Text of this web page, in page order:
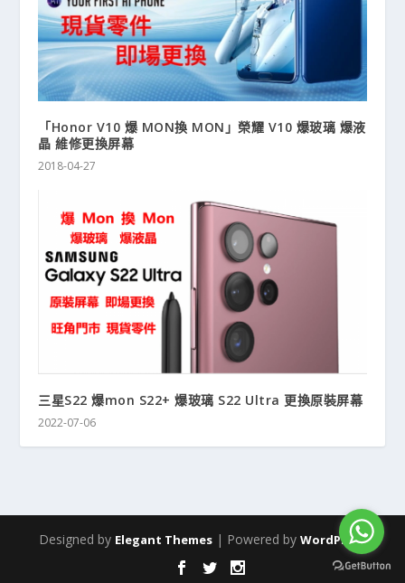
「Honor V10 爆 MON換 MON」榮耀 V10 爆玻璃 爆液
晶 維修更換屏幕
2018-04-27
三星S22 爆mon S22+ 爆玻璃 S22 Ultra 更換原裝屏幕
2022-07-06
Designed by Elegant Themes | Powered by WordPress